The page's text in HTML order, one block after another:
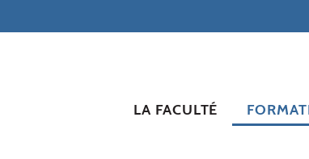
LA FACULTÉ